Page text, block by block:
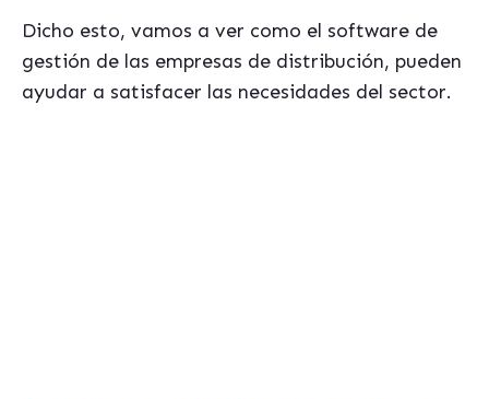
Dicho esto, vamos a ver como el software de
gestión de las empresas de distribución, pueden
ayudar a satisfacer las necesidades del sector.